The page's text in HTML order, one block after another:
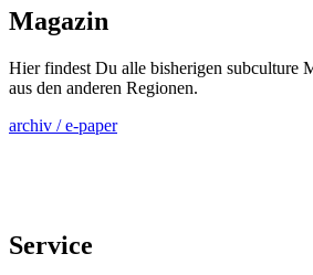
Magazin
Hier findest Du alle bisherigen subculture
aus den anderen Regionen.
archiv / e-paper
Service